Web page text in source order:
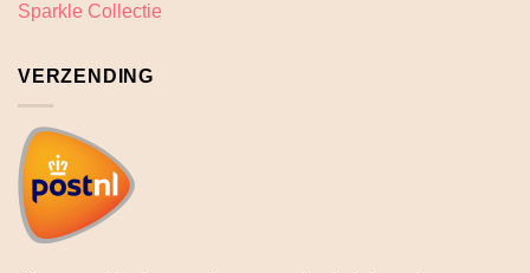
Sparkle Collectie
VERZENDING